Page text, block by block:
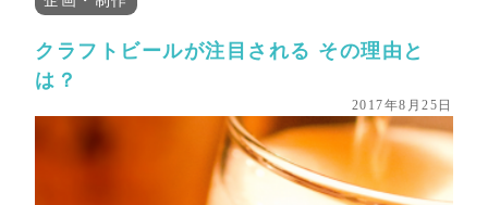
クラフトビールが注目される その理由と
は？
2017年8月25日